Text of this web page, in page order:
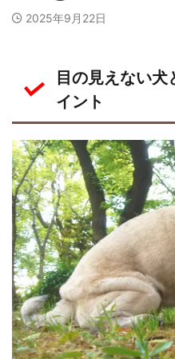
2025年9月22日
目の見えない
イント